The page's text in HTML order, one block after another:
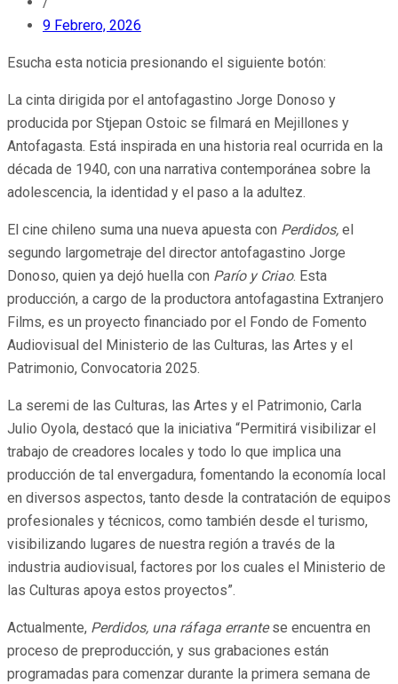
9 Febrero, 2026
Esucha esta noticia presionando el siguiente botón:
La cinta dirigida por el antofagastino Jorge Donoso y
producida por Stjepan Ostoic se filmará en Mejillones y
Antofagasta. Está inspirada en una historia real ocurrida en la
década de 1940, con una narrativa contemporánea sobre la
adolescencia, la identidad y el paso a la adultez.
El cine chileno suma una nueva apuesta con Perdidos, el
segundo largometraje del director antofagastino Jorge
Donoso, quien ya dejó huella con Parío y Criao. Esta
producción, a cargo de la productora antofagastina Extranjero
Films, es un proyecto financiado por el Fondo de Fomento
Audiovisual del Ministerio de las Culturas, las Artes y el
Patrimonio, Convocatoria 2025.
La seremi de las Culturas, las Artes y el Patrimonio, Carla
Julio Oyola, destacó que la iniciativa “Permitirá visibilizar el
trabajo de creadores locales y todo lo que implica una
producción de tal envergadura, fomentando la economía local
en diversos aspectos, tanto desde la contratación de equipos
profesionales y técnicos, como también desde el turismo,
visibilizando lugares de nuestra región a través de la
industria audiovisual, factores por los cuales el Ministerio de
las Culturas apoya estos proyectos”.
Actualmente, Perdidos, una ráfaga errantese encuentra en
proceso de preproducción, y sus grabaciones están
programadas para comenzar durante la primera semana de